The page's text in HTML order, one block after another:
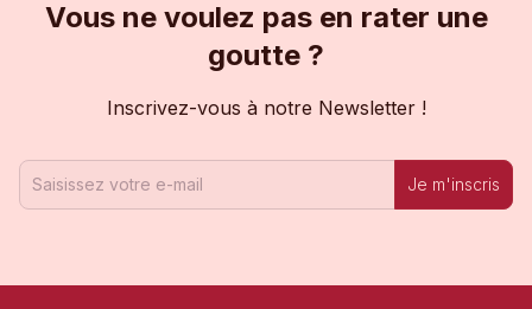
Vous ne voulez pas en rater une
goutte ?
Inscrivez-vous à notre Newsletter !
Je m'inscris